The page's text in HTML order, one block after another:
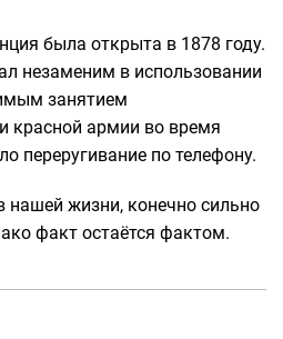
была открыта в 1878 году.
незаменим в использовании
занятием
красной армии во время
переругивание по телефону.
нашей жизни, конечно сильно
факт остаётся фактом.